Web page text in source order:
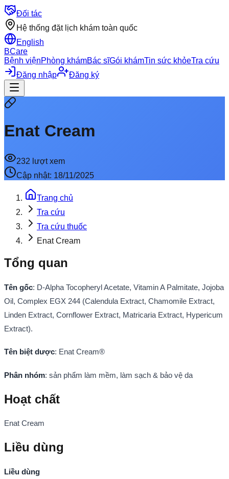
Đối tác
Hệ thống đặt lịch khám toàn quốc
English
BCare
Bệnh việnPhòng khámBác sĩGói khámTin sức khỏeTra cứu
Đăng nhập
Đăng ký
Enat Cream
232 lượt xem
Cập nhật: 18/11/2025
Trang chủ
Tra cứu
Tra cứu thuốc
Enat Cream
Tổng quan
Tên gốc: D-Alpha Tocopheryl Acetate, Vitamin A Palmitate, Jojoba
Oil, Complex EGX 244 (Calendula Extract, Chamomile Extract,
Linden Extract, Cornflower Extract, Matricaria Extract, Hypericum
Extract).
Tên biệt dược: Enat Cream®
Phân nhóm: sản phẩm làm mềm, làm sạch & bảo vệ da
Hoạt chất
Enat Cream
Liều dùng
Liều dùng